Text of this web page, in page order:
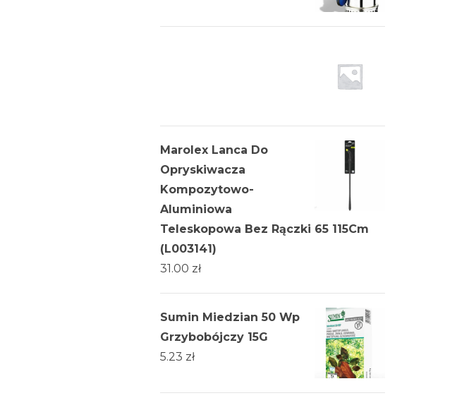
Marolex Lanca Do
Opryskiwacza
Kompozytowo-
Aluminiowa
Teleskopowa Bez Rączki 65 115Cm
(L003141)
31.00 zł
Sumin Miedzian 50 Wp
Grzybobójczy 15G
5.23 zł